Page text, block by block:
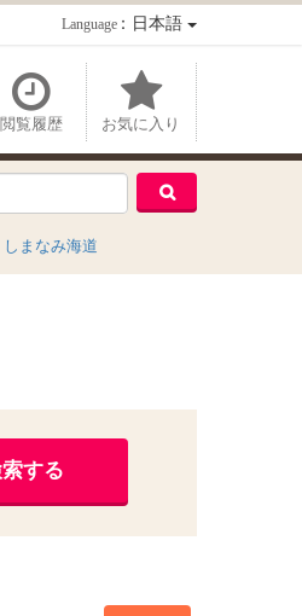
Language：日本語
閲覧履歴 お気に入り
しまなみ海道